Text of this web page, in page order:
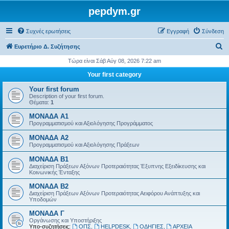
pepdym.gr
Συχνές ερωτήσεις Σύνδεση
Εγγραφή
Ευρετήριο Δ. Συζήτησης
ζ
τ
σ
Τώρα είναι Σάβ Αύγ 08, 2026 7:22 am
Your first category
Your first forum
Description of your first forum.
Θέματα: 1
ΜΟΝΑΔΑ Α1
Προγραμματισμού και Αξιολόγησης Προγράμματος
ΜΟΝΑΔΑ Α2
Προγραμματισμού και Αξιολόγησης Πράξεων
ΜΟΝΑΔΑ Β1
Διαχείριση Πράξεων Αξόνων Προτεραιότητας Έξυπνης Εξειδίκευσης και
Κοινωνικής Ένταξης
ΜΟΝΑΔΑ Β2
Διαχείριση Πράξεων Αξόνων Προτεραιότητας Αειφόρου Ανάπτυξης και
Υποδομών
ΜΟΝΑΔΑ Γ
Οργάνωσης και Υποστήριξης
Υπο-συζητήσεις:
ΟΠΣ HELPDESK, ΟΔΗΓΙΕΣ ΑΡΧΕΙΑ